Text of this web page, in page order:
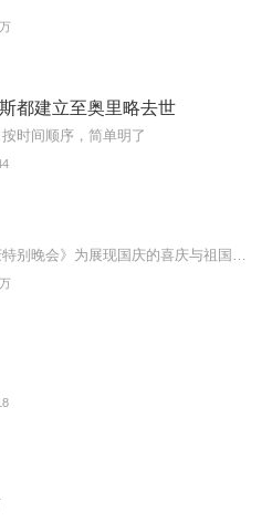
都建立至奥里略去世
时间顺序，简单明了